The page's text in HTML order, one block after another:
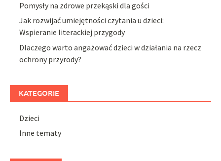
Pomysły na zdrowe przekąski dla gości
Jak rozwijać umiejętności czytania u dzieci:
Wspieranie literackiej przygody
Dlaczego warto angażować dzieci w działania na rzecz
ochrony przyrody?
KATEGORIE
Dzieci
Inne tematy